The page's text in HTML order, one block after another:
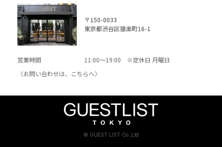
〒150-0033
東京都渋谷区猿楽町16-1
営業時間
11:00～19:00 ※定休日 月曜日
〈お問い合わせは、
こちらへ〉
© GUEST LIST Co.,Ltd